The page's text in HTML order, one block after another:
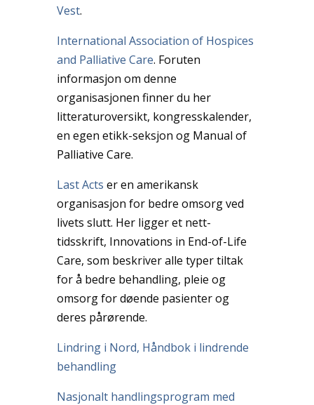
Vest.
International Association of Hospices
and Palliative Care. Foruten
informasjon om denne
organisasjonen finner du her
litteraturoversikt, kongresskalender,
en egen etikk-seksjon og Manual of
Palliative Care.
Last Acts er en amerikansk
organisasjon for bedre omsorg ved
livets slutt. Her ligger et nett-
tidsskrift, Innovations in End-of-Life
Care, som beskriver alle typer tiltak
for å bedre behandling, pleie og
omsorg for døende pasienter og
deres pårørende.
Lindring i Nord, Håndbok i lindrende
behandling
Nasjonalt handlingsprogram med